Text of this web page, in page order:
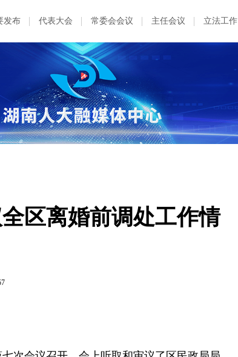
发布 代表大会 常委会会议 主任会议 立法工作
区离婚前调处工作情